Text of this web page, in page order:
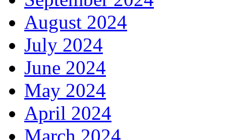
August 2024
July 2024
June 2024
May 2024
April 2024